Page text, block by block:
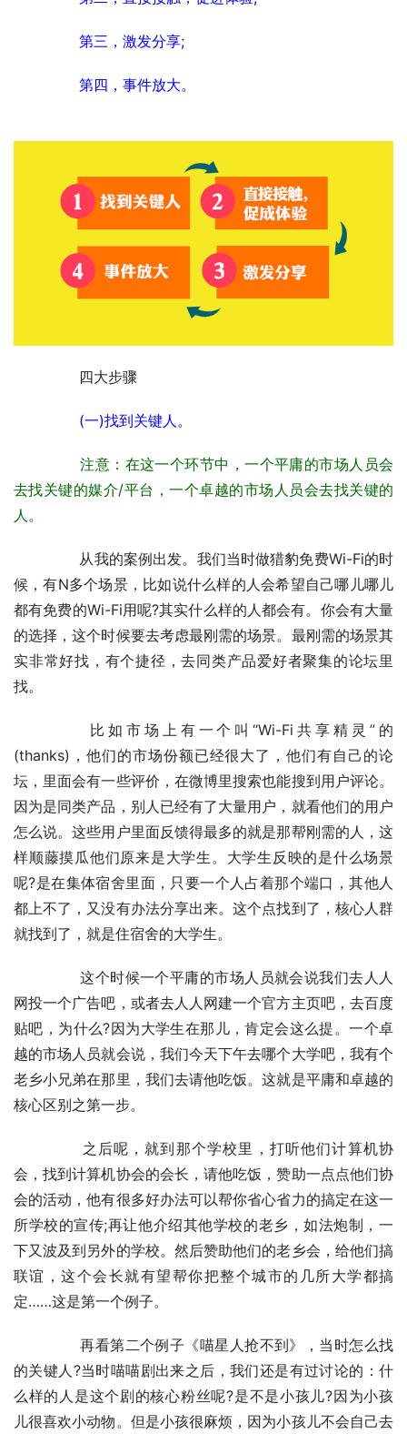
第三，激发分享;
第四，事件放大。
	　　四大步骤
(一)找到关键人。
注意：在这一个环节中，一个平庸的市场人员会
去找关键的媒介/平台，一个卓越的市场人员会去找关键的
人。
候，有N多个场景，比如说什么样的人会希望自己哪儿哪儿
都有免费的Wi-Fi用呢?其实什么样的人都会有。你会有大量
的选择，这个时候要去考虑最刚需的场景。最刚需的场景其
实非常好找，有个捷径，去同类产品爱好者聚集的论坛里
找。
(thanks)，他们的市场份额已经很大了，他们有自己的论
坛，里面会有一些评价，在微博里搜索也能搜到用户评论。
因为是同类产品，别人已经有了大量用户，就看他们的用户
怎么说。这些用户里面反馈得最多的就是那帮刚需的人，这
样顺藤摸瓜他们原来是大学生。大学生反映的是什么场景
呢?是在集体宿舍里面，只要一个人占着那个端口，其他人
都上不了，又没有办法分享出来。这个点找到了，核心人群
就找到了，就是住宿舍的大学生。
网投一个广告吧，或者去人人网建一个官方主页吧，去百度
贴吧，为什么?因为大学生在那儿，肯定会这么提。一个卓
越的市场人员就会说，我们今天下午去哪个大学吧，我有个
老乡小兄弟在那里，我们去请他吃饭。这就是平庸和卓越的
核心区别之第一步。
会，找到计算机协会的会长，请他吃饭，赞助一点点他们协
会的活动，他有很多好办法可以帮你省心省力的搞定在这一
所学校的宣传;再让他介绍其他学校的老乡，如法炮制，一
下又波及到另外的学校。然后赞助他们的老乡会，给他们搞
联谊，这个会长就有望帮你把整个城市的几所大学都搞
定……这是第一个例子。
的关键人?当时喵喵剧出来之后，我们还是有过讨论的：什
么样的人是这个剧的核心粉丝呢?是不是小孩儿?因为小孩
儿很喜欢小动物。但是小孩很麻烦，因为小孩儿不会自己去